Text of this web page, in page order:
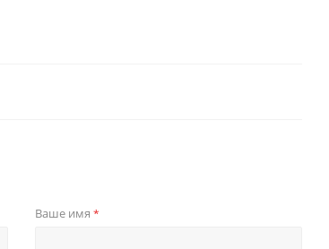
Ваше имя *